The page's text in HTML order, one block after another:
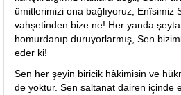
ümitlerimizi ona bağlıyoruz; Enîsimiz
vahşetinden bize ne! Her yanda
homurdanıp duruyorlarmış, Sen
eder ki!
Sen her şeyin biricik hâkimisin ve
de yoktur. Sen saltanat dairen içinde